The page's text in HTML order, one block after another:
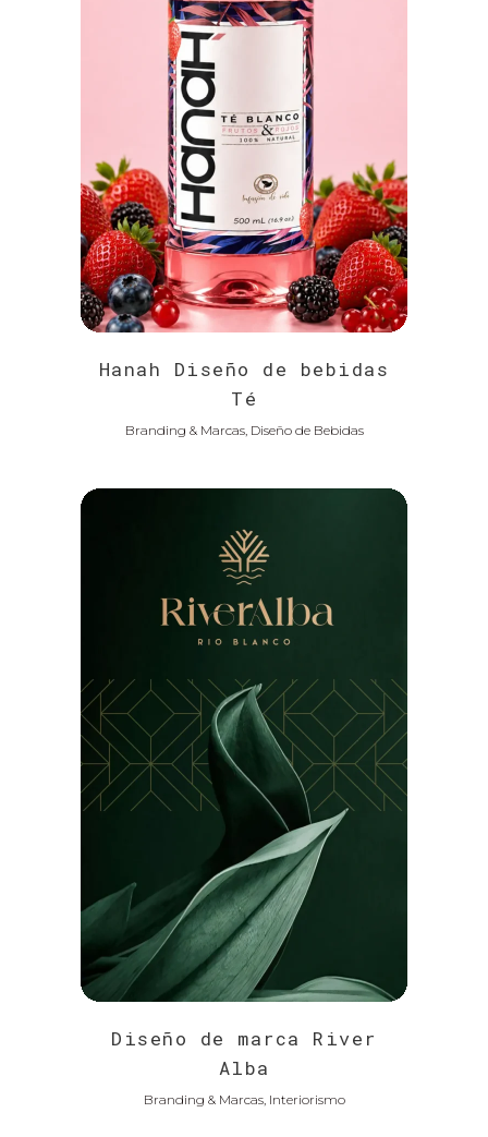
Hanah Diseño de bebidas
Té
Branding & Marcas, Diseño de Bebidas
Diseño de marca River
Alba
Branding & Marcas, Interiorismo